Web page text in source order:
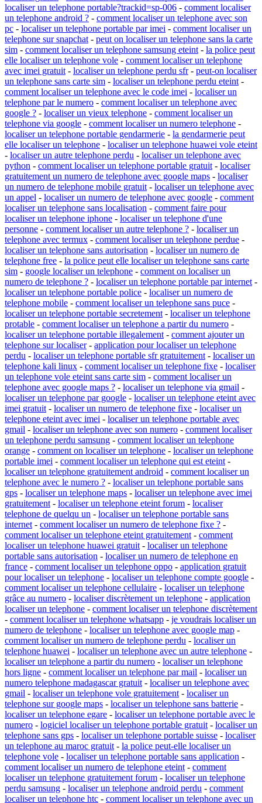
localiser un telephone portable?trackid=sp-006 - comment localiser
un telephone android ? - comment localiser un telephone avec son
pc - localiser un telephone portable par imei - comment localiser un
telephone sur snapchat - peut on localiser un telephone sans la carte
sim - comment localiser un telephone samsung eteint - la police peut
elle localiser un telephone vole - comment localiser un telephone
avec imei gratuit - localiser un telephone perdu sfr- peut-on localiser
un telephone sans carte sim - localiser un telephone perdu eteint -
comment localiser un telephone avec le code imei - localiser un
telephone par le numero - comment localiser un telephone avec
google ? - localiser un vieux telephone - comment localiser un
telephone via google - comment localiser un numero telephone -
localiser un telephone portable gendarmerie - la gendarmerie peut
elle localiser un telephone - localiser un telephone huawei vole eteint
- localiser un autre telephone perdu - localiser un telephone avec
python - comment localiser un telephone portable gratuit - localiser
gratuitement un numero de telephone avec google maps - localiser
un numero de telephone mobile gratuit - localiser un telephone avec
un appel - localiser un numero de telephone avec google - comment
localiser un telephone sans localisation - comment faire pour
localiser un telephone iphone - localiser un telephone d'une
personne - comment localiser un autre telephone ? - localiser un
telephone avec termux - comment localiser un telephone perdue -
localiser un telephone sans autorisation - localiser un numero de
telephone free - la police peut elle localiser un telephone sans carte
sim - google localiser un telephone - comment on localiser un
numero de telephone ? - localiser un telephone portable par internet -
localiser un telephone portable police - localiser un numero de
telephone mobile - comment localiser un telephone sans puce -
localiser un telephone portable secretement - localiser un telephone
protable - comment localiser un telephone a partir du numero -
localiser un telephone portable illegalement - comment ajouter un
telephone sur localiser- application pour localiser un telephone
perdu - localiser un telephone portable sfr gratuitement - localiser un
telephone kali linux - comment localiser un telephone fixe - localiser
un telephone vole eteint sans carte sim - comment localiser un
telephone avec google maps ? - localiser un telephone via gmail -
localiser un telephone par google - localiser un telephone eteint avec
imei gratuit - localiser un numero de telephone fixe - localiser un
telephone eteint avec imei - localiser un telephone portable avec
gmail - localiser un telephone avec son numero - comment localiser
un telephone perdu samsung - comment localiser un telephone
orange - comment on localiser un telephone - localiser un telephone
portable imei - comment localiser un telephone qui est eteint -
localiser un telephone gratuitement android - comment localiser un
telephone avec le numero ? - localiser un telephone portable sans
gps - localiser un telephone maps - localiser un telephone avec imei
gratuitement - localiser un telephone eteint forum - localiser
telephone de quelqu un - localiser un telephone portable sans
internet - comment localiser un numero de telephone fixe ? -
comment localiser un telephone eteint gratuitement - comment
localiser un telephone huawei gratuit - localiser un telephone
portable sans autorisation - localiser un numero de telephone en
france - comment localiser un telephone oppo - application gratuit
pour localiser un telephone - localiser un telephone compte google -
comment localiser un telephone cellulaire - localiser un telephone
grâce au numero - localiser discrètement un telephone - application
localiser un telephone - comment localiser un telephone discrètement
- comment localiser un telephone whatsapp - je voudrais localiser un
numero de telephone - localiser un telephone avec google map -
comment localiser un numero de telephone perdu - localiser un
telephone huawei - localiser un telephone avec un autre telephone -
localiser un telephone a partir du numero - localiser un telephone
hors ligne - comment localiser un telephone par mail - localiser un
numero telephone madagascar gratuit - localiser un telephone avec
gmail - localiser un telephone vole gratuitement - localiser un
telephone sur google maps - localiser un telephone sans batterie -
localiser un telephone egare - localiser un telephone portable avec le
numero - logiciel localiser un telephone portable gratuit - localiser un
telephone sans gps - localiser un telephone portable suisse - localiser
un telephone au maroc gratuit - la police peut-elle localiser un
telephone vole - localiser un telephone portable sans application -
comment localiser un numero de telephone eteint - comment
localiser un telephone gratuitement forum - localiser un telephone
perdu samsung - localiser un telephone android perdu - comment
localiser un telephone htc - comment localiser un telephone avec un